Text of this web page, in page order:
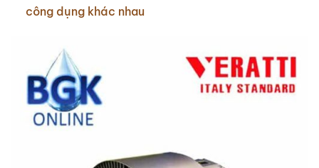
công dụng khác nhau